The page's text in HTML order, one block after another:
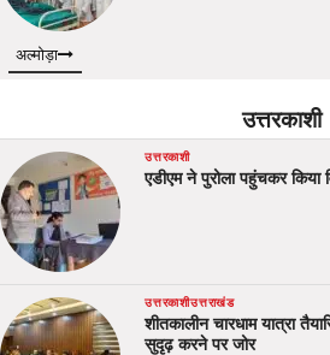
अल्मोड़ा
उत्तरकाशी
उत्तरकाशी
एडीएम ने पुरोला पहुंचकर किया
उत्तरकाशीउत्तराखंड
शीतकालीन चारधाम यात्रा
सुदृढ़ करने पर जोर